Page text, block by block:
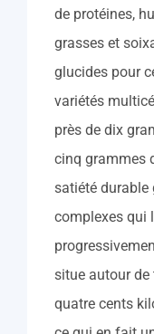
de protéines,
grasses et
glucides pour
variétés
près de dix
cinq grammes
satiété durable
complexes qui
situe autour de
quatre cents